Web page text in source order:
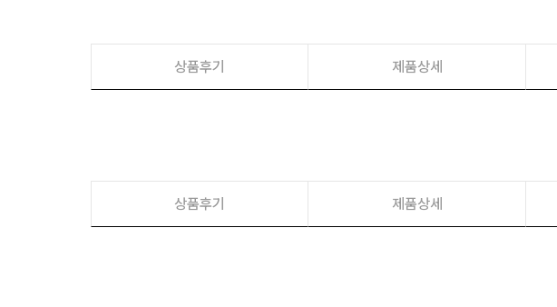
상품후기 제품상세
상품후기 제품상세